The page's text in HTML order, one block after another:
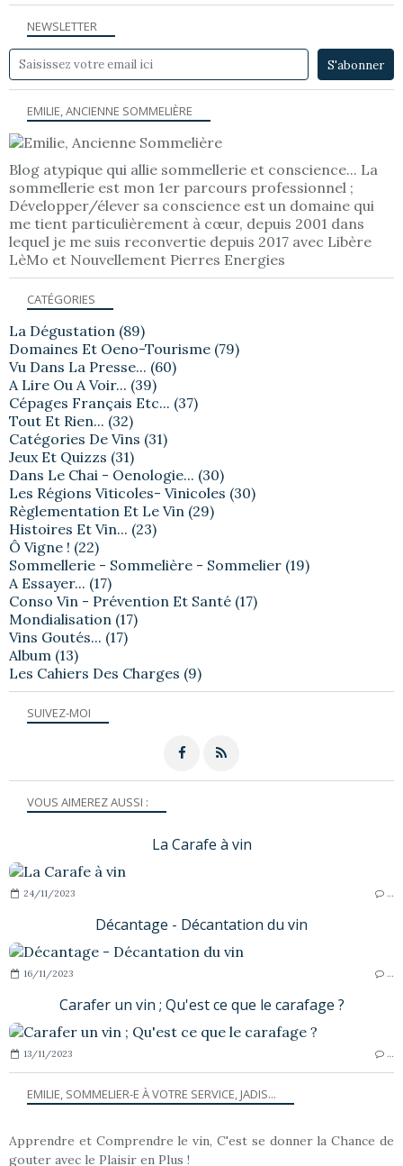
NEWSLETTER
SUIVEZ-MOI
EMILIE, ANCIENNE SOMMELIÈRE
Blog atypique qui allie sommellerie et conscience... La
sommellerie est mon 1er parcours professionnel ;
Développer/élever sa conscience est un domaine qui
me tient particulièrement à cœur, depuis 2001 dans
lequel je me suis reconvertie depuis 2017 avec Libère
LèMo et Nouvellement Pierres Energies
VOUS AIMEREZ AUSSI :
La Carafe à vin
24/11/2023
Décantage - Décantation du vin
16/11/2023
Carafer un vin ; Qu'est ce que le carafage ?
13/11/2023
CATÉGORIES
La Dégustation (89)
Domaines Et Oeno-Tourisme (79)
Vu Dans La Presse... (60)
A Lire Ou A Voir... (39)
Cépages Français Etc... (37)
Tout Et Rien... (32)
Catégories De Vins (31)
Jeux Et Quizzs (31)
Dans Le Chai - Oenologie... (30)
Les Régions Viticoles- Vinicoles (30)
Règlementation Et Le Vin (29)
Histoires Et Vin... (23)
Ô Vigne ! (22)
Sommellerie - Sommelière - Sommelier (19)
A Essayer... (17)
Conso Vin - Prévention Et Santé (17)
Mondialisation (17)
Vins Goutés... (17)
Album (13)
Les Cahiers Des Charges (9)
EMILIE, SOMMELIER-E À VOTRE SERVICE, JADIS...
Apprendre et Comprendre le vin, C'est se donner la Chance de
gouter avec le Plaisir en Plus !